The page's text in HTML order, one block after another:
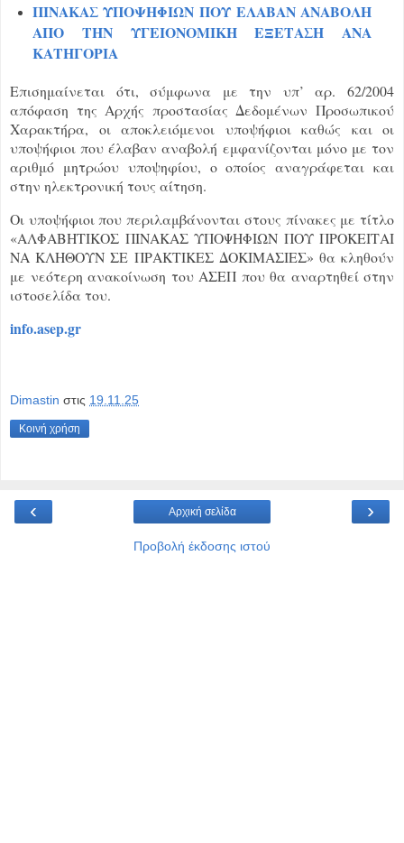
ΠΙΝΑΚΑΣ ΥΠΟΨΗΦΙΩΝ ΠΟΥ ΕΛΑΒΑΝ ΑΝΑΒΟΛΗ
ΑΠΟ ΤΗΝ ΥΓΕΙΟΝΟΜΙΚΗ ΕΞΕΤΑΣΗ ΑΝΑ
ΚΑΤΗΓΟΡΙΑ
Επισημαίνεται ότι, σύμφωνα με την υπ’ αρ. 62/2004
απόφαση της Αρχής προστασίας Δεδομένων Προσωπικού
Χαρακτήρα, οι αποκλειόμενοι υποψήφιοι καθώς και οι
υποψήφιοι που έλαβαν αναβολή εμφανίζονται μόνο με τον
αριθμό μητρώου υποψηφίου, ο οποίος αναγράφεται και
στην ηλεκτρονική τους αίτηση.
Οι υποψήφιοι που περιλαμβάνονται στους πίνακες με τίτλο
«ΑΛΦΑΒΗΤΙΚΟΣ ΠΙΝΑΚΑΣ ΥΠΟΨΗΦΙΩΝ ΠΟΥ ΠΡΟΚΕΙΤΑΙ
ΝΑ ΚΛΗΘΟΥΝ ΣΕ ΠΡΑΚΤΙΚΕΣ ΔΟΚΙΜΑΣΙΕΣ» θα κληθούν
με νεότερη ανακοίνωση του ΑΣΕΠ που θα αναρτηθεί στην
ιστοσελίδα του.
info.asep.gr
Dimastin στις 19.11.25
Κοινή χρήση
‹ ›
Αρχική σελίδα
Προβολή έκδοσης ιστού